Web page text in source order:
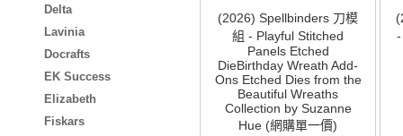
Delta
Lavinia
Docrafts
EK Success
Elizabeth
Fiskars
(2026) Spellbinders 刀模
組 - Playful Stitched
Panels Etched
DieBirthday Wreath Add-
Ons Etched Dies from the
Beautiful Wreaths
Collection by Suzanne
Hue (網購單一價)